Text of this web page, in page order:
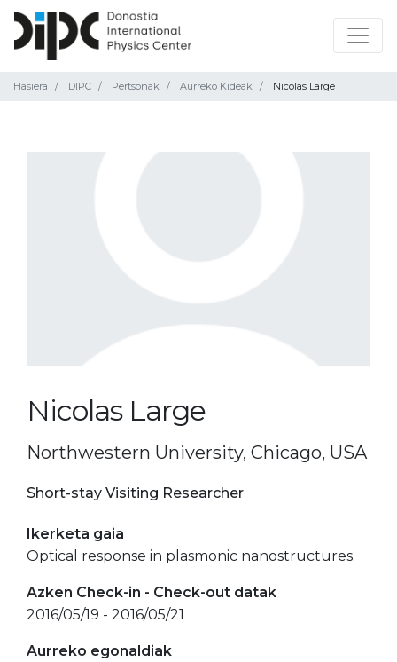
Hasiera DIPC Pertsonak Aurreko Kideak Nicolas Large
Nicolas Large
Northwestern University, Chicago, USA
Short-stay Visiting Researcher
Ikerketa gaia
Optical response in plasmonic nanostructures.
Azken Check-in - Check-out datak
2016/05/19 - 2016/05/21
Aurreko egonaldiak